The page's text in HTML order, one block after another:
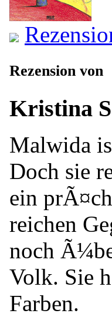
Rezension von
Kristina
Malwida
Doch sie
ein
reichen
noch
Volk. Sie
Farben.